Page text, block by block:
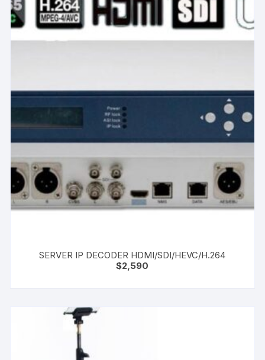
SERVER IP DECODER HDMI/SDI/HEVC/H.264
$2,590